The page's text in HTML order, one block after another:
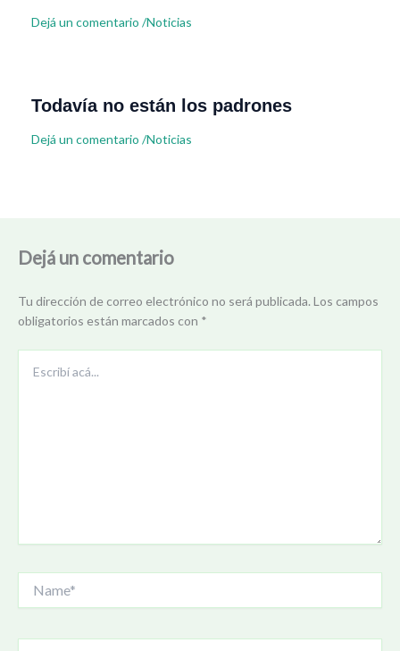
Dejá un comentario /Noticias
Todavía no están los padrones
Dejá un comentario /Noticias
Dejá un comentario
Tu dirección de correo electrónico no será publicada. Los campos
obligatorios están marcados con *
acá...